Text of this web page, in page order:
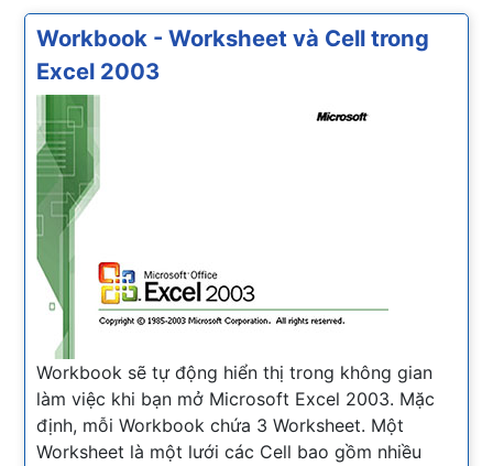
Workbook - Worksheet và Cell trong
Excel 2003
Workbook sẽ tự động hiển thị trong không gian
làm việc khi bạn mở Microsoft Excel 2003. Mặc
định, mỗi Workbook chứa 3 Worksheet. Một
Worksheet là một lưới các Cell bao gồm nhiều